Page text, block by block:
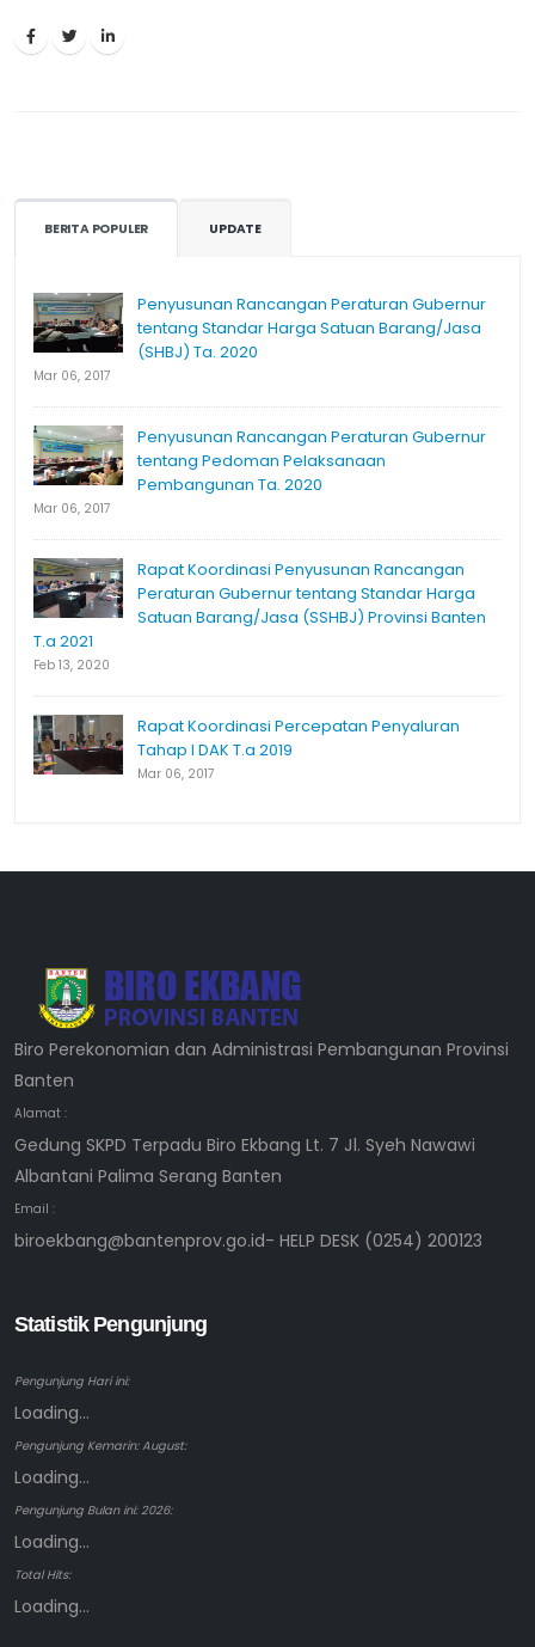
BERITA POPULER UPDATE
Penyusunan Rancangan Peraturan Gubernur
tentang Standar Harga Satuan Barang/Jasa
(SHBJ) Ta. 2020
Mar 06, 2017
Penyusunan Rancangan Peraturan Gubernur
tentang Pedoman Pelaksanaan
Pembangunan Ta. 2020
Mar 06, 2017
Rapat Koordinasi Penyusunan Rancangan
Peraturan Gubernur tentang Standar Harga
Satuan Barang/Jasa (SSHBJ) Provinsi Banten
T.a 2021
Feb 13, 2020
Rapat Koordinasi Percepatan Penyaluran
Tahap I DAK T.a 2019
Mar 06, 2017
Biro Perekonomian dan Administrasi Pembangunan Provinsi
Banten
Alamat :
Gedung SKPD Terpadu Biro Ekbang Lt. 7 Jl. Syeh Nawawi
Albantani Palima Serang Banten
Email :
biroekbang@bantenprov.go.id- HELP DESK (0254) 200123
Statistik Pengunjung
Pengunjung Hari ini:
Loading...
Pengunjung Kemarin: August:
Loading...
Pengunjung Bulan ini: 2026:
Loading...
Total Hits:
Loading...